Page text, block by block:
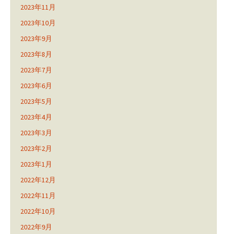
2023年11月
2023年10月
2023年9月
2023年8月
2023年7月
2023年6月
2023年5月
2023年4月
2023年3月
2023年2月
2023年1月
2022年12月
2022年11月
2022年10月
2022年9月